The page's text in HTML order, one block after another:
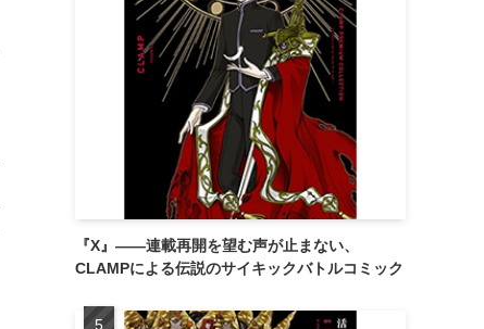
『X』——連載再開を望む声が止まない、
CLAMPによる伝説のサイキックバトルコミック